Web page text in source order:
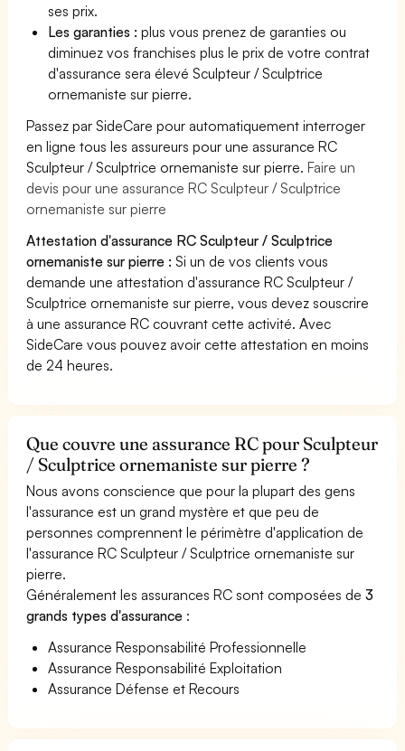
ses prix.
Les garanties :plus vous prenez de garanties ou
diminuez vos franchises plus le prix de votre contrat
d'assurance sera élevé Sculpteur / Sculptrice
ornemaniste sur pierre.
Passez par SideCare pour automatiquement interroger
en ligne tous les assureurs pour une assurance RC
Sculpteur / Sculptrice ornemaniste sur pierre.Faire un
devis pour une assurance RC Sculpteur / Sculptrice
ornemaniste sur pierre
Attestation d'assurance RC Sculpteur / Sculptrice
ornemaniste sur pierre : Si un de vos clients vous
demande une attestation d'assurance RC Sculpteur /
Sculptrice ornemaniste sur pierre, vous devez souscrire
à une assurance RC couvrant cette activité. Avec
SideCare vous pouvez avoir cette attestation en moins
de 24 heures.
Que couvre une assurance RC pour Sculpteur
/ Sculptrice ornemaniste sur pierre ?
Nous avons conscience que pour la plupart des gens
l'assurance est un grand mystère et que peu de
personnes comprennent le périmètre d'application de
l'assurance RC Sculpteur / Sculptrice ornemaniste sur
pierre.
Généralement les assurances RC sont composées de3
grands types d'assurance :
Assurance Responsabilité Professionnelle
Assurance Responsabilité Exploitation
Assurance Défense et Recours